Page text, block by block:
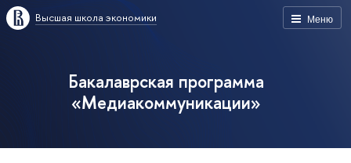
Меню
Высшая школа экономики
Бакалаврская программа
«Медиакоммуникации»